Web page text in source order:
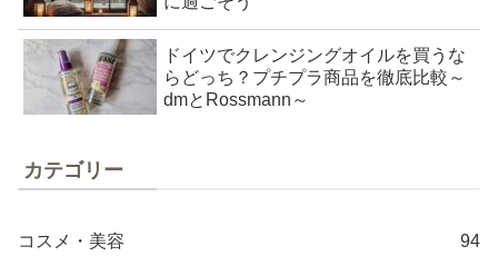
ドイツでクレンジングオイルを買うな
らどっち？プチプラ商品を徹底比較～
dmとRossmann～
カテゴリー
コスメ・美容 94